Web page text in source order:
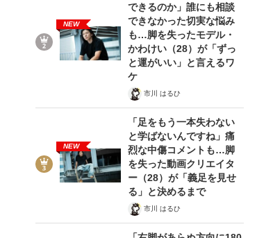
渋谷で飲み会、JIN→伊豆の...
NEW
できるのか」誰にも相談
できなかった切実な悩み
も…脚を失ったモデル・
かわけい（28）が「ずっ
と運がいい」と言えるワ
ケ
市川 はるひ
NEW
「足をもう一本失わない
と学ばないんですね」痛
烈な中傷コメントも…脚
を失った動画クリエイタ
ー（28）が「義足を見せ
る」と決めるまで
市川 はるひ